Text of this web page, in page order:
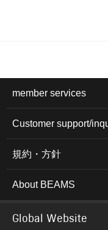
member services
Customer support/
規約・方針
About BEAMS
Global Website